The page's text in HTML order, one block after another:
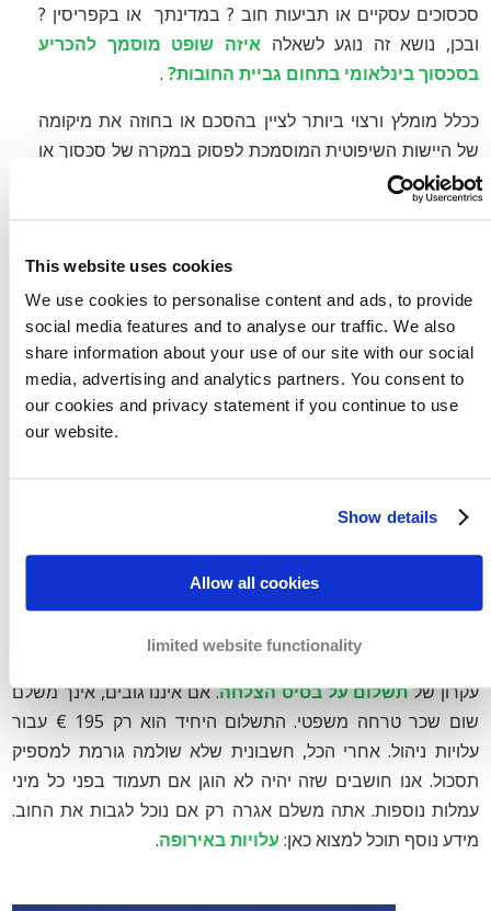
This website uses cookies
We use cookies to personalise content and ads, to provide
social media features and to analyse our traffic. We also
share information about your use of our site with our social
media, advertising and analytics partners. You consent to
our cookies and privacy statement if you continue to use
our website.
Show details
Allow all cookies
limited website functionality
סכסוכים עסקיים או תביעות חוב ? במדינתך או בקפריסין ?
ובכן, נושא זה נוגע לשאלהאיזה שופט מוסמך להכריע
בסכסוך בינלאומי בתחום גביית החובות? .
ככלל מומלץ ורצוי ביותר לציין בהסכם או בחוזה את מיקומה
של היישות השיפוטית המוסמכת לפסוק במקרה של סכסוך או
מחלוקות עסקיות. זה נקרא גם בחירת פורום. במידה ולא נערכו
הסכמים או חוזים? אז הכלל הוא שבמקרה שנתגלו
עלויות גביית חובות בקפריסין-
תשלום על בסיס הצלחה
יבוצע על ידי בעל החוב. בשלב החוץ-משפטי אנו עובדים על בסיס
עקרון שלתשלום על בסיס הצלחה. אם איננו גובים, אינך משלם
שום שכר טרחה משפטי. התשלום היחיד הוא רק 195 € עבור
עלויות ניהול. אחרי הכל, חשבונית שלא שולמה גורמת למספיק
תסכול. אנו חושבים שזה יהיה לא הוגן אם תעמוד בפני כל מיני
עמלות נוספות. אתה משלם אגרה רק אם נוכל לגבות את החוב.
מידע נוסף תוכל למצוא כאן: עלויות באירופה.